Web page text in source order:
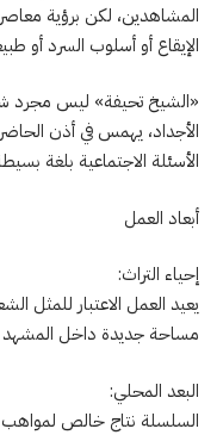
المشاهدين، لكن برؤية
الإيقاع أو أسلوب السرد أو
«الشيخ تحيفة» ليس مجرد
الأجداد، يهمس في أذن
الأسئلة الاجتماعية بلغة
أبعاد العمل
إحياء التراث:
يعيد العمل الاعتبار للمثل
مساحة جديدة داخل المشهد
البعد المحلي:
السلسلة نتاج خالص لمواهب